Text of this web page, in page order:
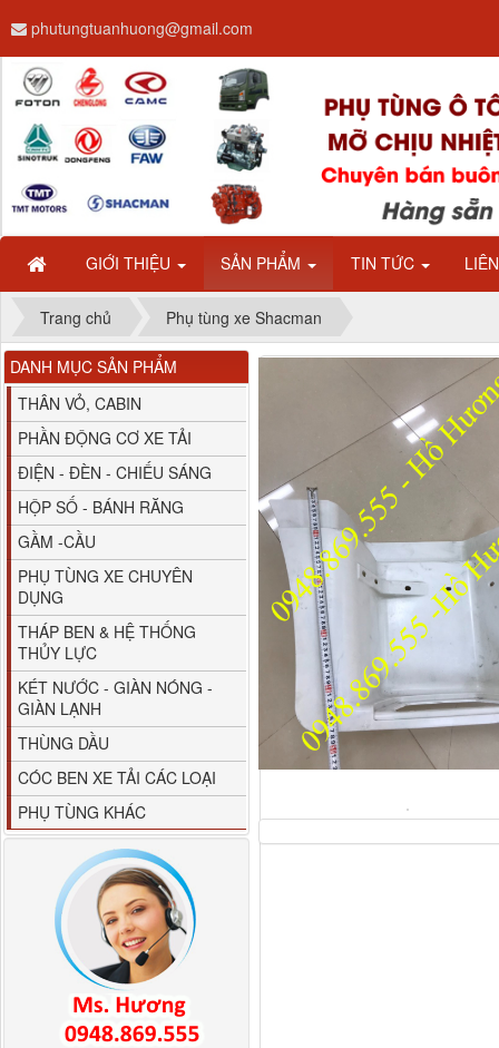
GIỚI THIỆU SẢN PHẨM TIN TỨC
phutungtuanhuong@gmail.com
Trang chủ Phụ tùng xe Shacman
DANH MỤC SẢN PHẨM
THÂN VỎ, CABIN
PHẦN ĐỘNG CƠ XE TẢI
ĐIỆN - ĐÈN - CHIẾU SÁNG
HỘP SỐ - BÁNH RĂNG
GẦM -CẦU
PHỤ TÙNG XE CHUYÊN
DỤNG
THÁP BEN & HỆ THỐNG
THỦY LỰC
KÉT NƯỚC - GIÀN NÓNG -
GIÀN LẠNH
THÙNG DẦU
CÓC BEN XE TẢI CÁC LOẠI
PHỤ TÙNG KHÁC
Dây ga CAMC H08 dài
2.68m
Bình nước phụ
Chenglong hải âu...
80YHCB-60 Bơm xăng
dầu 60m3/h...
M4610162101A0 Tapbi
cửa Thaco...